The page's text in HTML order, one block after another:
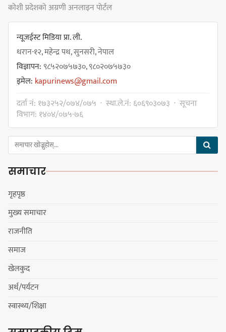
कार्यवाहक प्रमुख बेघालाई अश्लील शब्द
नगरसभा रोकियो
प्रदेश अधिकार विहीन भएकोले सरकार
फेरबदल गर्न दलहरूलाई अस्थिरताको
सङ्खुवासभामा सिलिचोङ स्वास्थ्य
कोशी प्रदेशको अग्रणी अनलाइन पोर्टल
न्यूजईस्ट मिडिया प्रा. ली.
धरान-१२, महेन्द्र पथ, सुनसरी, नेपाल
विज्ञापन:९८५२०७५७३०, ९८०२०७५७३०
इमेल: kapurinews@gmail.com
दर्ता नं: १७३२५२/०७४/०७५ · स्था.ले.नं: ६०६९०३०७३ · सूचना
विभाग: १४०४/०७५-७६
समाचार
गृहपृष्ठ
मुख्य समाचार
राजनीति
समाज
खेलकुद
अर्थ/पर्यटन
स्वास्थ्य/शिक्षा